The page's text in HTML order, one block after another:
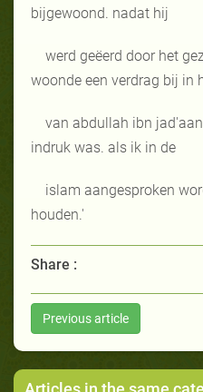
bijgewoond. nadat hij
werd geëerd door het
woonde een verdrag bij in
van abdullah ibn
indruk was. als ik in de
islam aangesproken
houden.'
Share :
Previous article